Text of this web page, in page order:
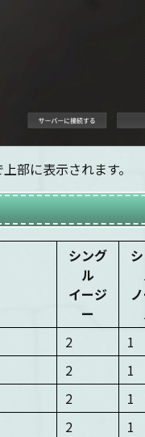
部に表示されます。
シング
ル
イージ
ー
2 1
2 1
2 1
2 1